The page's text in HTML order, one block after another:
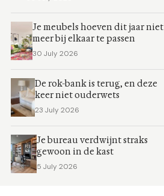
Je meubels hoeven dit jaar niet
meer bij elkaar te passen
30 July 2026
De rok-bank is terug, en deze
keer niet ouderwets
23 July 2026
Je bureau verdwijnt straks
gewoon in de kast
5 July 2026